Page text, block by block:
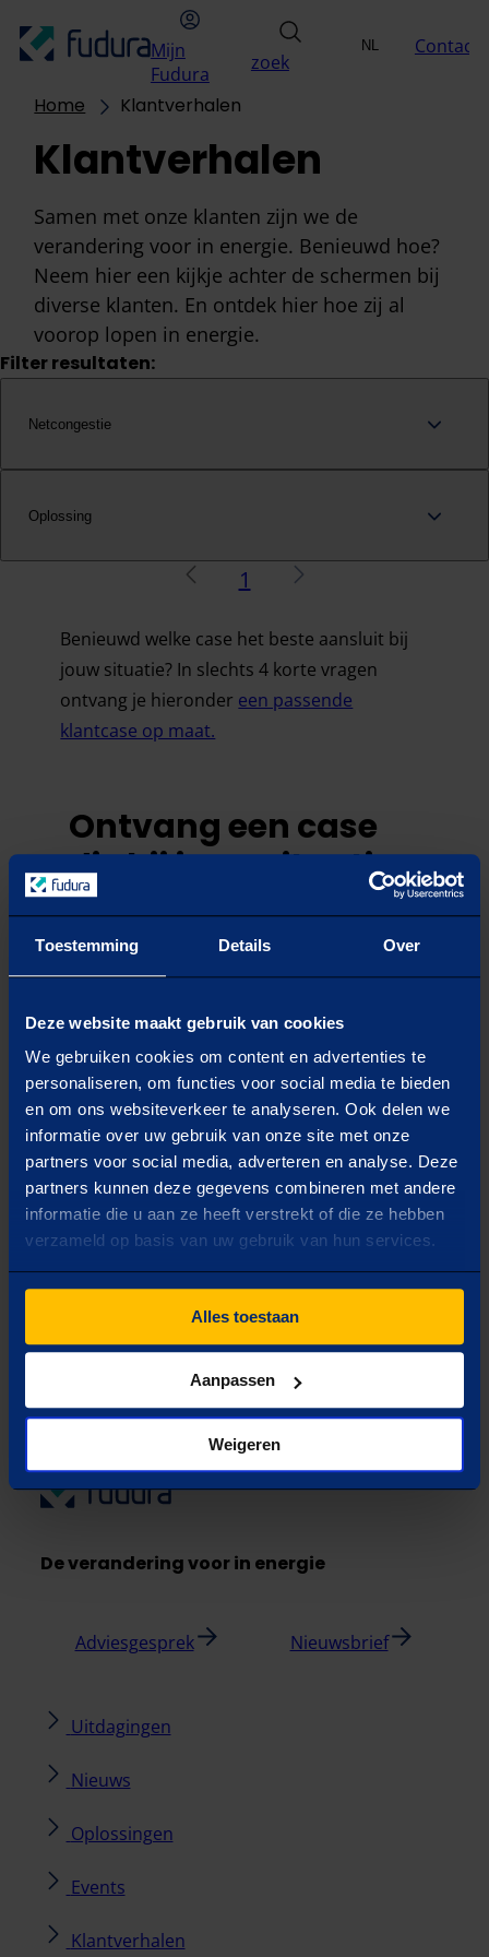
Toestemming Details Over
Deze website maakt gebruik van cookies
We gebruiken cookies om content en advertenties te
personaliseren, om functies voor social media te bieden
en om ons websiteverkeer te analyseren. Ook delen we
informatie over uw gebruik van onze site met onze
partners voor social media, adverteren en analyse. Deze
partners kunnen deze gegevens combineren met andere
informatie die u aan ze heeft verstrekt of die ze hebben
verzameld op basis van uw gebruik van hun services.
Alles toestaan
Aanpassen
Weigeren
Overslaan naar inhoudhoofdmenu
Uitdagingen
Mijn Fudura
Mijn
Fudura
zoek
zoek
NL Contact
Home Klantverhalen
Klantverhalen
Samen met onze klanten zijn we de
verandering voor in energie. Benieuwd hoe?
Neem hier een kijkje achter de schermen bij
diverse klanten. En ontdek hier hoe zij al
voorop lopen in energie.
Filter resultaten:
Netcongestie
Oplossing
vorige
1
Volgende
Benieuwd welke case het beste aansluit bij
jouw situatie? In slechts 4 korte vragen
ontvang je hieronder een passende
klantcase op maat.
Ontvang een case
die bij jouw situatie
past
Selecteer één optie
Capaciteit uitbreiden
Inzicht in verbruik
Verduurzamen
De verandering voor in energie
Adviesgesprek Nieuwsbrief
Uitdagingen
Nieuws
Oplossingen
Events
Klantverhalen